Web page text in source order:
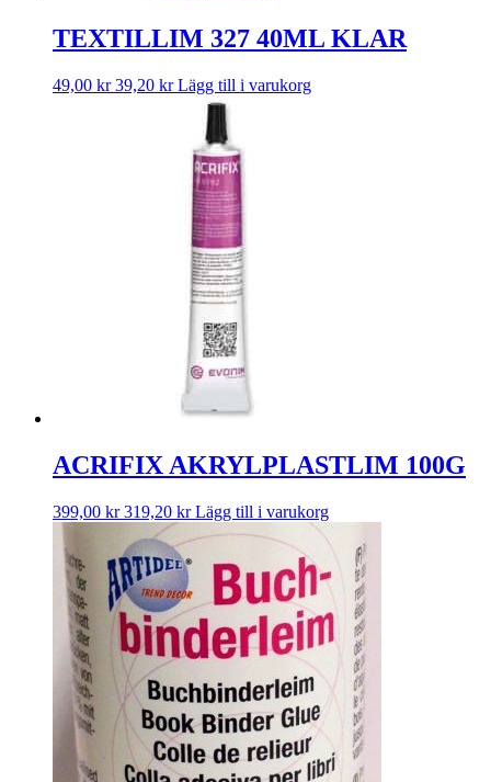
TEXTILLIM 327 40ML KLAR
49,00 kr 39,20 kr Lägg till i varukorg
ACRIFIX AKRYLPLASTLIM 100G
399,00 kr 319,20 kr Lägg till i varukorg